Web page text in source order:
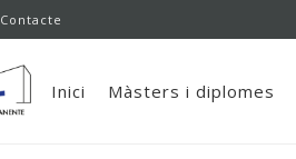
Contacte
Inici Màsters i diplomes